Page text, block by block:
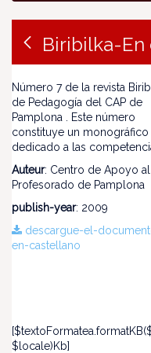
Biribilka-En
Número 7 de la revista
de Pedagogía del CAP de
Pamplona . Este número
constituye un monográfico
dedicado a las
Auteur: Centro de Apoyo al
Profesorado de Pamplona
publish-year: 2009
descargue-el-
en-castellano
$locale)Kb]